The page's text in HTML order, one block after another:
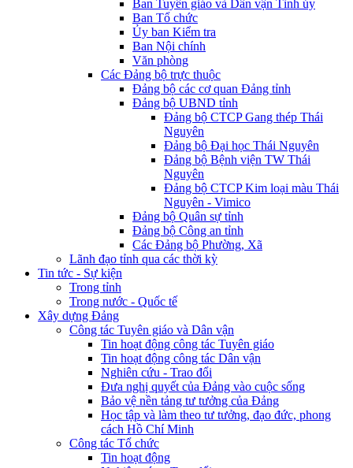
Ban Tuyên giáo và Dân vận Tỉnh ủy
Ban Tổ chức
Ủy ban Kiểm tra
Ban Nội chính
Văn phòng
Các Đảng bộ trực thuộc
Đảng bộ các cơ quan Đảng tỉnh
Đảng bộ UBND tỉnh
Đảng bộ CTCP Gang thép Thái
Nguyên
Đảng bộ Đại học Thái Nguyên
Đảng bộ Bệnh viện TW Thái
Nguyên
Đảng bộ CTCP Kim loại màu Thái
Nguyên - Vimico
Đảng bộ Quân sự tỉnh
Đảng bộ Công an tỉnh
Các Đảng bộ Phường, Xã
Lãnh đạo tỉnh qua các thời kỳ
Tin tức - Sự kiện
Trong tỉnh
Trong nước - Quốc tế
Xây dựng Đảng
Công tác Tuyên giáo và Dân vận
Tin hoạt động công tác Tuyên giáo
Tin hoạt động công tác Dân vận
Nghiên cứu - Trao đổi
Đưa nghị quyết của Đảng vào cuộc sống
Bảo vệ nền tảng tư tưởng của Đảng
Học tập và làm theo tư tưởng, đạo đức, phong
cách Hồ Chí Minh
Công tác Tổ chức
Tin hoạt động